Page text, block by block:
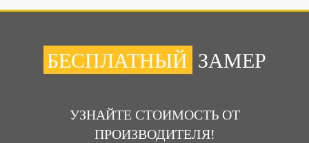
БЕСПЛАТНЫЙ ЗАМЕР
УЗНАЙТЕ СТОИМОСТЬ ОТ
ПРОИЗВОДИТЕЛЯ!